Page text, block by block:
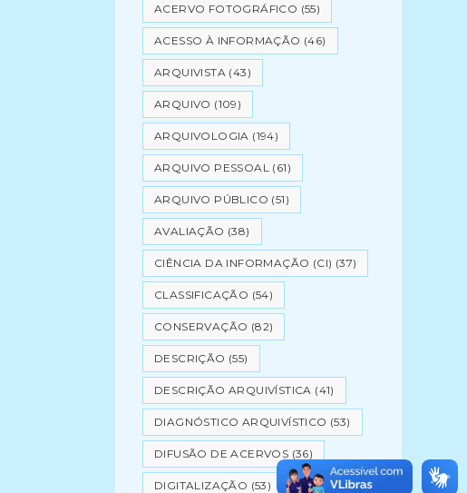
ACERVO FOTOGRÁFICO (55)
ACESSO À INFORMAÇÃO (46)
ARQUIVISTA (43)
ARQUIVO (109)
ARQUIVOLOGIA (194)
ARQUIVO PESSOAL (61)
ARQUIVO PÚBLICO (51)
AVALIAÇÃO (38)
CIÊNCIA DA INFORMAÇÃO (CI) (37)
CLASSIFICAÇÃO (54)
CONSERVAÇÃO (82)
DESCRIÇÃO (55)
DESCRIÇÃO ARQUIVÍSTICA (41)
DIAGNÓSTICO ARQUIVÍSTICO (53)
DIFUSÃO DE ACERVOS (36)
DIGITALIZAÇÃO (53)